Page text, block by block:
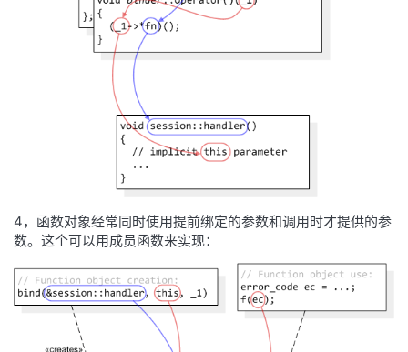
4，函数对象经常同时使用提前绑定的参数和调用时才提供的参
数。这个可以用成员函数来实现：